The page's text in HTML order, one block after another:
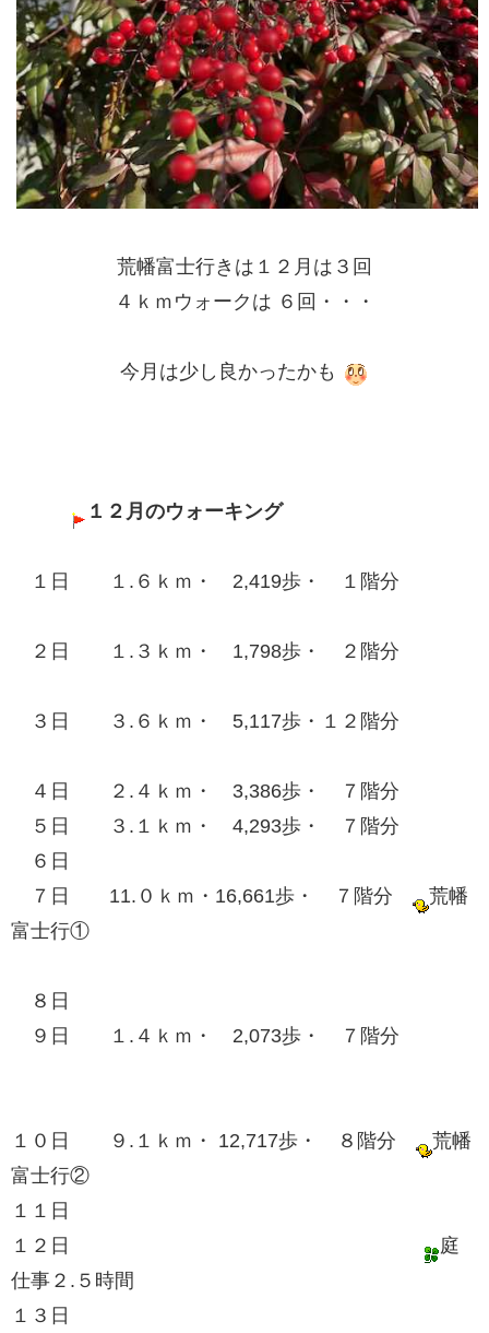
荒幡富士行きは１２月は３回
４ｋｍウォークは ６回・・・
今月は少し良かったかも
１２月のウォーキング
１日 １.６ｋｍ・ 2,419歩・ １階分
２日 １.３ｋｍ・ 1,798歩・ ２階分
３日 ３.６ｋｍ・ 5,117歩・１２階分
４日 ２.４ｋｍ・ 3,386歩・ ７階分
５日 ３.１ｋｍ・ 4,293歩・ ７階分
６日
７日 11.０ｋｍ・16,661歩・ ７階分
荒幡
富士行①
８日
９日 １.４ｋｍ・ 2,073歩・ ７階分
１０日 ９.１ｋｍ・ 12,717歩・ ８階分
荒幡
富士行②
１１日
１２日
庭
仕事２.５時間
１３日